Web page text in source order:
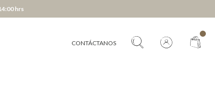
hrs
CONTÁCTANOS